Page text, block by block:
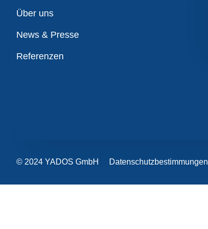
Übersicht
Über uns
News & Presse
Referenzen
© 2024 YADOS GmbH Datenschutzbestimmungen